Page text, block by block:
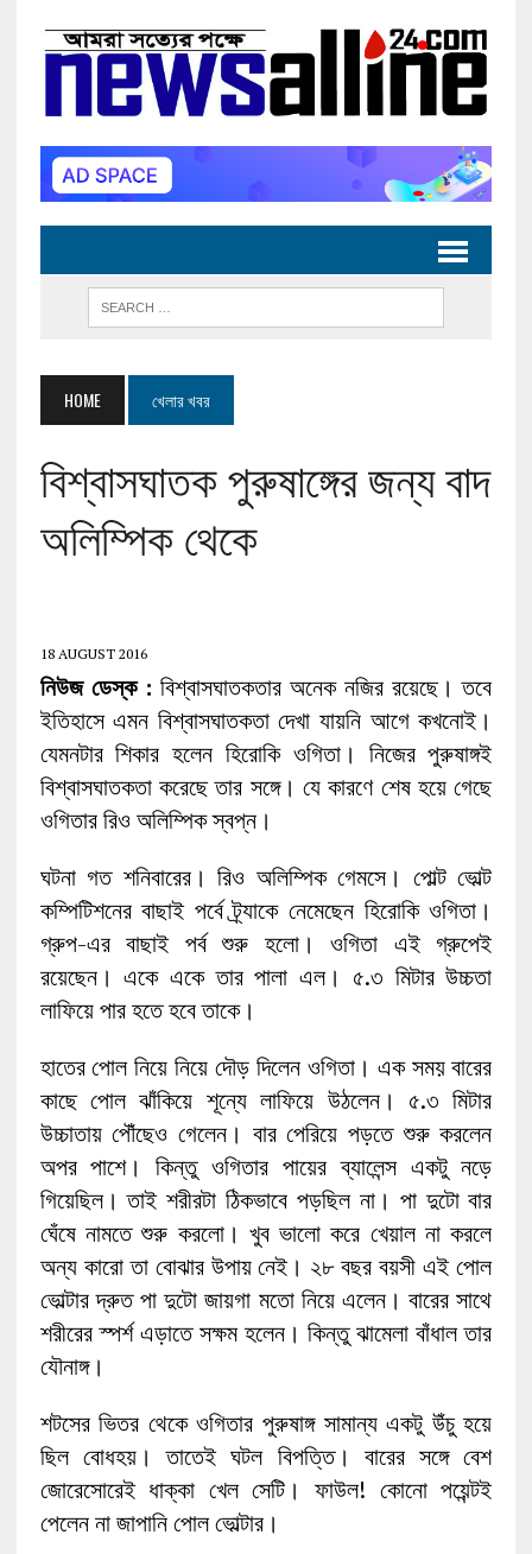
HOME খেলার খবর
বিশ্বাসঘাতক পুরুষাঙ্গের জন্য বাদ
অলিম্পিক থেকে
18 AUGUST 2016
নিউজ ডেস্ক : বিশ্বাসঘাতকতার অনেক নজির রয়েছে। তবে
ইতিহাসে এমন বিশ্বাসঘাতকতা দেখা যায়নি আগে কখনোই।
যেমনটার শিকার হলেন হিরোকি ওগিতা। নিজের পুরুষাঙ্গই
বিশ্বাসঘাতকতা করেছে তার সঙ্গে। যে কারণে শেষ হয়ে গেছে
ওগিতার রিও অলিম্পিক স্বপ্ন।
ঘটনা গত শনিবারের। রিও অলিম্পিক গেমসে। পোল্ট ভোল্ট
কম্পিটিশনের বাছাই পর্বে ট্র্যাকে নেমেছেন হিরোকি ওগিতা।
গ্রুপ-এর বাছাই পর্ব শুরু হলো। ওগিতা এই গ্রুপেই
রয়েছেন। একে একে তার পালা এল। ৫.৩ মিটার উচ্চতা
লাফিয়ে পার হতে হবে তাকে।
হাতের পোল নিয়ে নিয়ে দৌড় দিলেন ওগিতা। এক সময় বারের
কাছে পোল ঝাঁকিয়ে শূন্যে লাফিয়ে উঠলেন। ৫.৩ মিটার
উচ্চাতায় পৌঁছেও গেলেন। বার পেরিয়ে পড়তে শুরু করলেন
অপর পাশে। কিন্তু ওগিতার পায়ের ব্যালেন্স একটু নড়ে
গিয়েছিল। তাই শরীরটা ঠিকভাবে পড়ছিল না। পা দুটো বার
ঘেঁষে নামতে শুরু করলো। খুব ভালো করে খেয়াল না করলে
অন্য কারো তা বোঝার উপায় নেই। ২৮ বছর বয়সী এই পোল
ভোল্টার দ্রুত পা দুটো জায়গা মতো নিয়ে এলেন। বারের সাথে
শরীরের স্পর্শ এড়াতে সক্ষম হলেন। কিন্তু ঝামেলা বাঁধাল তার
যৌনাঙ্গ।
শটসের ভিতর থেকে ওগিতার পুরুষাঙ্গ সামান্য একটু উঁচু হয়ে
ছিল বোধহয়। তাতেই ঘটল বিপত্তি। বারের সঙ্গে বেশ
জোরেসোরেই ধাক্কা খেল সেটি। ফাউল! কোনো পয়েন্টই
পেলেন না জাপানি পোল ভোল্টার।